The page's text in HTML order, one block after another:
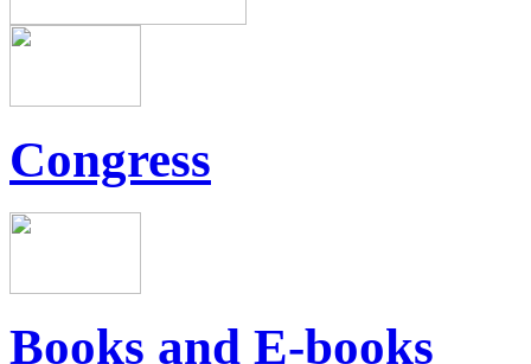
Congress
Books and E-books